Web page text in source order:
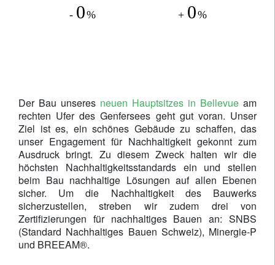
- 0 % + 0 %
Der Bau unseres neuen Hauptsitzes in Bellevue am
rechten Ufer des Genfersees geht gut voran. Unser
Ziel ist es, ein schönes Gebäude zu schaffen, das
unser Engagement für Nachhaltigkeit gekonnt zum
Ausdruck bringt. Zu diesem Zweck halten wir die
höchsten Nachhaltigkeitsstandards ein und stellen
beim Bau nachhaltige Lösungen auf allen Ebenen
sicher. Um die Nachhaltigkeit des Bauwerks
sicherzustellen, streben wir zudem drei von
Zertifizierungen für nachhaltiges Bauen an: SNBS
(Standard Nachhaltiges Bauen Schweiz), Minergie-P
und BREEAM®.